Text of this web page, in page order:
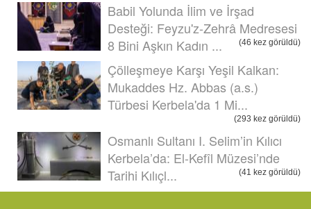
Babil Yolunda İlim ve İrşad
Desteği: Feyzu'z-Zehrâ Medresesi
8 Bini Aşkın Kadın ...
(46 kez görüldü)
Çölleşmeye Karşı Yeşil Kalkan:
Mukaddes Hz. Abbas (a.s.)
Türbesi Kerbela'da 1 Mi...
(293 kez görüldü)
Osmanlı Sultanı I. Selim’in Kılıcı
Kerbela’da: El-Kefîl Müzesi’nde
Tarihi Kılıçl...
(41 kez görüldü)